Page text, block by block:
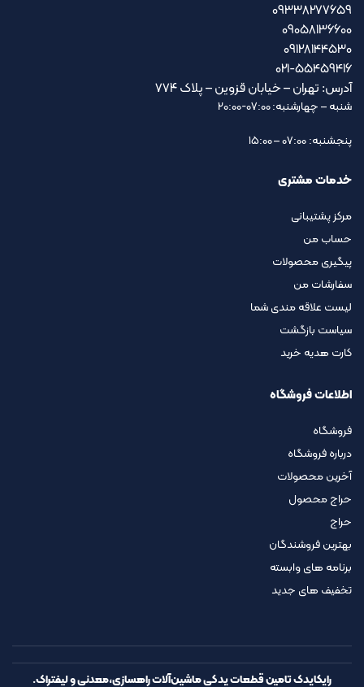
09338277659
09058136600
09128144530
021-55459416
آدرس: تهران – خیابان قزوین – پلاک ۷۷۴
شنبه – چهارشنبه: 07:00-20:00
پنجشنبه: 07:00 – 15:00
خدمات مشتری
مرکز پشتیبانی
حساب من
پیگیری محصولات
سفارشات من
لیست علاقه مندی شما
سیاست بازگشت
کارت هدیه خرید
اطلاعات فروشگاه
فروشگاه
درباره فروشگاه
آخرین محصولات
حراج محصول
حراج
بهترین فروشندگان
برنامه های وابسته
تخفیف های جدید
رایکایدک تامین قطعات یدکی ماشین‌آلات راهسازی،معدنی و لیفتراک.